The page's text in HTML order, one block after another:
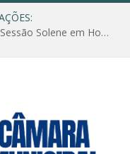
Câmara Municipal de Colares realiza Sessão Solene em Homenagem ao Dia das Mães